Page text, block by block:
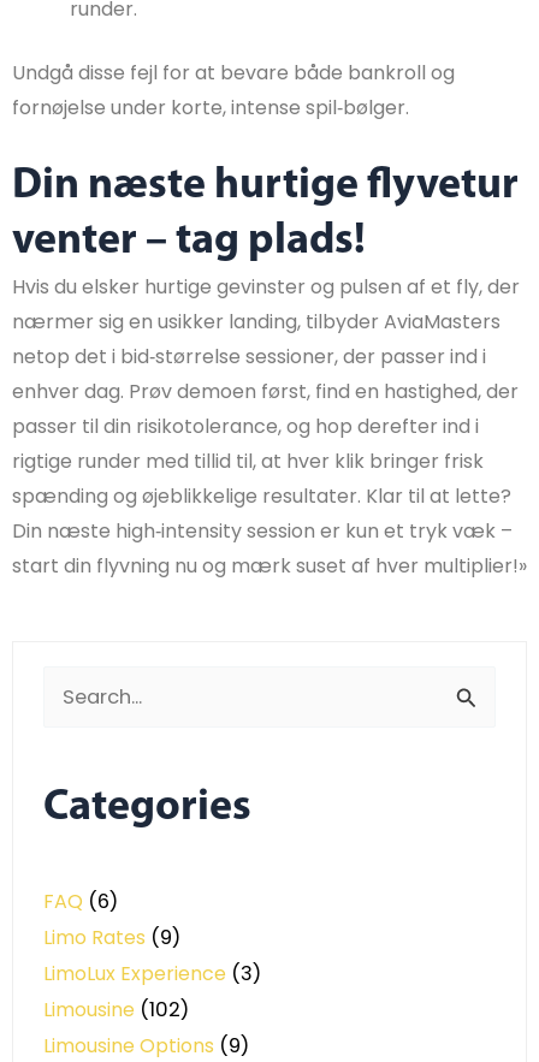
runder.
Undgå disse fejl for at bevare både bankroll og
fornøjelse under korte, intense spil‑bølger.
Din næste hurtige flyvetur
venter – tag plads!
Hvis du elsker hurtige gevinster og pulsen af et fly, der
nærmer sig en usikker landing, tilbyder AviaMasters
netop det i bid‑størrelse sessioner, der passer ind i
enhver dag. Prøv demoen først, find en hastighed, der
passer til din risikotolerance, og hop derefter ind i
rigtige runder med tillid til, at hver klik bringer frisk
spænding og øjeblikkelige resultater. Klar til at lette?
Din næste high‑intensity session er kun et tryk væk –
start din flyvning nu og mærk suset af hver multiplier!»
Search
Categories
FAQ (6)
Limo Rates (9)
LimoLux Experience (3)
Limousine (102)
Limousine Options (9)